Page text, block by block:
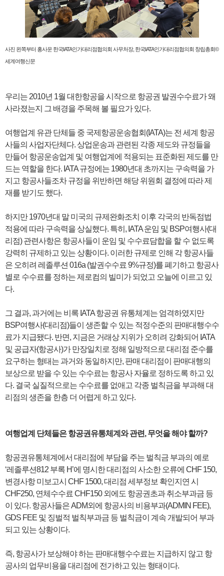
사진 왼쪽부터 홍사운 한국IATA인가대리점협의회 사무처장, 한국IATA인가대리점협의회 창립총회©
세계여행신문
우리는 2010년 1월 대한항공을 시작으로 항공권 발권수수료가 왜
사라졌는지 그 배경을 주목해 볼 필요가 있다.
여행업계 유관 단체들 중 국제항공운송협회(IATA)는 전 세계 항공
사들의 사업자단체다. 상업운송과 관련된 각종 제도와 규정들을
만들어 항공운송업계 및 여행업계에 적용되는 표준화된 제도를 만
드는 역할을 한다. IATA 규정에는 1980년대 초까지는 구속력을 가
지고 항공사들조차 규정을 위반하면 해당 위원회 결정에 따라 제
재를 받기도 했다.
하지만 1970년대 말 미국의 규제완화조치 이후 각국의 반독점법
적용에 따라 구속력을 상실했다. 특히, IATA 운임 및 BSP여행사(대
리점) 관련사항은 항공사들이 운임 및 수수료담합을 할 수 없도록
강력히 규제하고 있는 상황이다. 이러한 규제로 인해 각 항공사들
은 오히려 레졸루션 016a (발권수수료 9%규정)를 폐기하고 항공사
별로 수수료를 정하는 제로컴의 빌미가 되었고 오늘에 이르고 있
다.
그 결과, 과거에는 비록 IATA 항공권 유통체계는 엄격하였지만
BSP여행사(대리점)들이 생존할 수 있는 적정수준의 판매대행수수
료가 지급됐다. 반면, 지금은 거래상 지위가 오히려 강화되어 IATA
및 공급자(항공사)가 만장일치로 정해 일방적으로 대리점 준수를
요구하는 형태는 과거와 동일하지만, 판매 대리점이 판매대행의
보상으로 받을 수 있는 수수료는 항공사 자율로 정하도록 하고 있
다. 결국 실질적으로는 수수료를 없애고 각종 벌칙금을 부과해 대
리점의 생존을 한층 더 어렵게 하고 있다.
여행업계 단체들은 항공권유통체계와 관련, 무엇을 해야 할까?
항공권유통체계에서 대리점에 부담을 주는 벌칙금 부과의 예로
‘레졸루션812 부록 H’에 명시한 대리점의 사소한 오류에 CHF 150,
변경사항 미보고시 CHF 1500, 대리점 세부정보 확인지연 시
CHF250, 연체수수료 CHF150 외에도 항공권초과 취소부과금 등
이 있다. 항공사들은 ADM외에 항공사의 비용부과(ADMIN FEE),
GDS FEE 및 징벌적 벌칙부과금 등 벌칙금이 계속 개발되어 부과
되고 있는 상황이다.
즉, 항공사가 보상해야 하는 판매대행수수료는 지급하지 않고 항
공사의 업무비용을 대리점에 전가하고 있는 형태이다.